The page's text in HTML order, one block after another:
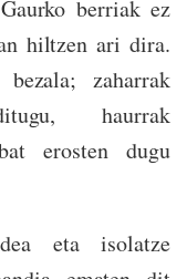
berriak ez
hiltzen ari dira.
zaharrak
haurrak
erosten dugu
eta isolatze